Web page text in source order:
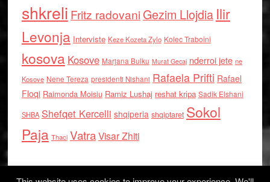
shkreli Fritz radovaniGezim Llojdia Ilir
Levonja Interviste Keze Kozeta Zylo Kolec Traboini
kosova Kosove Marjana Bulku Murat Gecaj nderroi jete ne
Kosove Nene Tereza presidenti Nishani Rafaela Prifti Rafael
Floqi Raimonda Moisiu Ramiz Lushaj reshat kripa Sadik Elshani
SHBA Shefqet Kercelli shqiperia shqiptaret Sokol
Paja Thaci VatraVisar Zhiti